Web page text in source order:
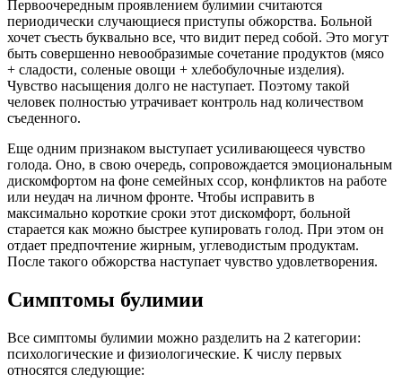
Первоочередным проявлением булимии считаются
периодически случающиеся приступы обжорства. Больной
хочет съесть буквально все, что видит перед собой. Это могут
быть совершенно невообразимые сочетание продуктов (мясо
+ сладости, соленые овощи + хлебобулочные изделия).
Чувство насыщения долго не наступает. Поэтому такой
человек полностью утрачивает контроль над количеством
съеденного.
Еще одним признаком выступает усиливающееся чувство
голода. Оно, в свою очередь, сопровождается эмоциональным
дискомфортом на фоне семейных ссор, конфликтов на работе
или неудач на личном фронте. Чтобы исправить в
максимально короткие сроки этот дискомфорт, больной
старается как можно быстрее купировать голод. При этом он
отдает предпочтение жирным, углеводистым продуктам.
После такого обжорства наступает чувство удовлетворения.
Симптомы булимии
Все симптомы булимии можно разделить на 2 категории:
психологические и физиологические. К числу первых
относятся следующие: